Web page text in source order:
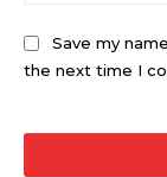
Save my
the next time I